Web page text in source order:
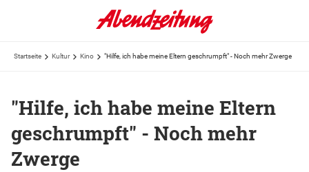
Startseite Kultur Kino "Hilfe, ich habe meine Eltern geschrumpft" - Noch mehr Zwerge
"Hilfe, ich habe meine Eltern
geschrumpft" - Noch mehr
Zwerge